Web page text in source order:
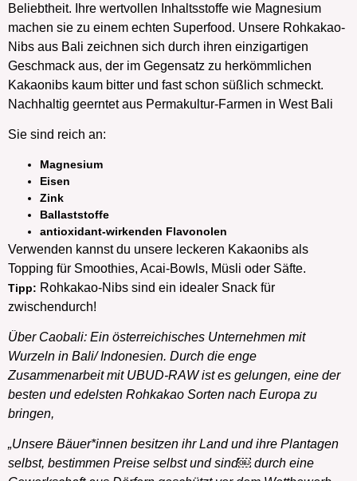
Beliebtheit. Ihre wertvollen Inhaltsstoffe wie Magnesium
machen sie zu einem echten Superfood. Unsere Rohkakao-
Nibs aus Bali zeichnen sich durch ihren einzigartigen
Geschmack aus, der im Gegensatz zu herkömmlichen
Kakaonibs kaum bitter und fast schon süßlich schmeckt.
Nachhaltig geerntet aus Permakultur-Farmen in West Bali
Sie sind reich an:
Magnesium
Eisen
Zink
Ballaststoffe
antioxidant-wirkenden Flavonolen
Verwenden kannst du unsere leckeren Kakaonibs als
Topping für Smoothies, Acai-Bowls, Müsli oder Säfte.
Tipp: Rohkakao-Nibs sind ein idealer Snack für
zwischendurch!
Über Caobali: Ein österreichisches Unternehmen mit
Wurzeln in Bali/ Indonesien. Durch die enge
Zusammenarbeit mit UBUD-RAW ist es gelungen, eine der
besten und edelsten Rohkakao Sorten nach Europa zu
bringen,
„Unsere Bäuer*innen besitzen ihr Land und ihre Plantagen
selbst, bestimmen Preise selbst und sind￼ durch eine